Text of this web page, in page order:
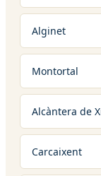
Alginet
Montortal
Alcàntera de
Carcaixent